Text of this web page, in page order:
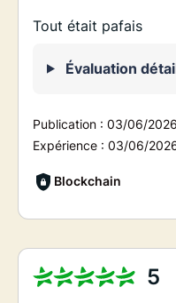
Tout était pafais
Évaluation
Publication : 03/06/2026
Expérience : 03/06/
Blockchain
5